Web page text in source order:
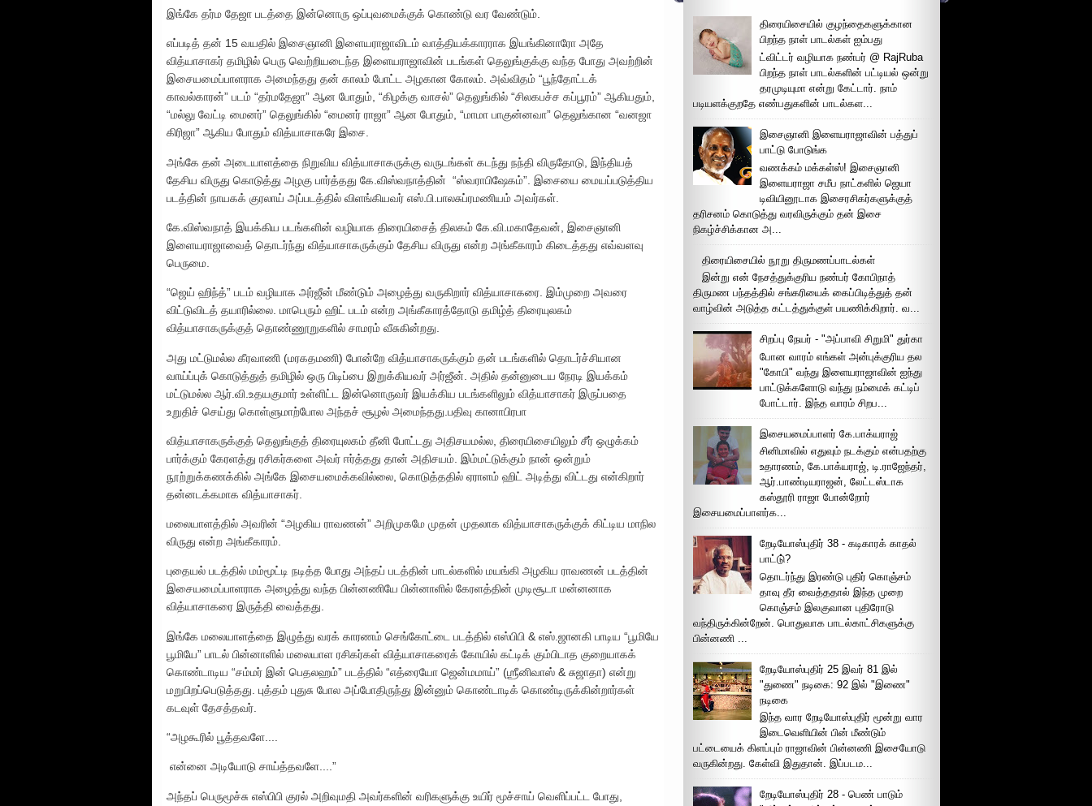
இங்கே தர்ம தேஜா படத்தை இன்னொரு ஒப்புவமைக்குக் கொண்டு வர வேண்டும்.
எப்படித் தன் 15 வயதில் இசைஞானி இளையராஜாவிடம் வாத்தியக்காரராக இயங்கினாரோ அதே
வித்யாசாகர் தமிழில் பெரு வெற்றியடைந்த இளையராஜாவின் படங்கள் தெலுங்குக்கு வந்த போது அவற்றின்
இசையமைப்பாளராக அமைந்தது தன் காலம் போட்ட அழகான கோலம். அவ்விதம் “பூந்தோட்டக்
காவல்காரன்” படம் “தர்மதேஜா” ஆன போதும், “கிழக்கு வாசல்” தெலுங்கில் “சிலகபச்ச கப்பூரம்” ஆகியதும்,
“மல்லு வேட்டி மைனர்” தெலுங்கில் “மைனர் ராஜா” ஆன போதும், “மாமா பாகுன்னவா” தெலுங்கான “வனஜா
கிரிஜா” ஆகிய போதும் வித்யாசாகரே இசை.
அங்கே தன் அடையாளத்தை நிறுவிய வித்யாசாகருக்கு வருடங்கள் கடந்து நந்தி விருதோடு, இந்தியத்
தேசிய விருது கொடுத்து அழகு பார்த்தது கே.விஸ்வநாத்தின் “ஸ்வராபிஷேகம்”. இசையை மையப்படுத்திய
படத்தின் நாயகக் குரலாய் அப்படத்தில் விளங்கியவர் எஸ்.பி.பாலசுப்ரமணியம் அவர்கள்.
கே.விஸ்வநாத் இயக்கிய படங்களின் வழியாக திரையிசைத் திலகம் கே.வி.மகாதேவன், இசைஞானி
இளையராஜாவைத் தொடர்ந்து வித்யாசாகருக்கும் தேசிய விருது என்ற அங்கீகாரம் கிடைத்தது எவ்வளவு
பெருமை.
“ஜெய் ஹிந்த்” படம் வழியாக அர்ஜீன் மீண்டும் அழைத்து வருகிறார் வித்யாசாகரை. இம்முறை அவரை
விட்டுவிடத் தயாரில்லை. மாபெரும் ஹிட் படம் என்ற அங்கீகாரத்தோடு தமிழ்த் திரையுலகம்
வித்யாசாகருக்குத் தொண்ணூறுகளில் சாமரம் வீசுகின்றது.
அது மட்டுமல்ல கீரவாணி (மரகதமணி) போன்றே வித்யாசாகருக்கும் தன் படங்களில் தொடர்ச்சியான
வாய்ப்புக் கொடுத்துத் தமிழில் ஒரு பிடிப்பை இறுக்கியவர் அர்ஜீன். அதில் தன்னுடைய நேரடி இயக்கம்
மட்டுமல்ல ஆர்.வி.உதயகுமார் உள்ளிட்ட இன்னொருவர் இயக்கிய படங்களிலும் வித்யாசாகர் இருப்பதை
உறுதிச் செய்து கொள்ளுமாற்போல அந்தச் சூழல் அமைந்தது.பதிவு கானாபிரபா
வித்யாசாகருக்குத் தெலுங்குத் திரையுலகம் தீனி போட்டது அதிசயமல்ல, திரையிசையிலும் சீர் ஒழுக்கம்
பார்க்கும் கேரளத்து ரசிகர்களை அவர் ஈர்த்தது தான் அதிசயம். இம்மட்டுக்கும் நான் ஒன்றும்
நூற்றுக்கணக்கில் அங்கே இசையமைக்கவில்லை, கொடுத்ததில் ஏராளம் ஹிட் அடித்து விட்டது என்கிறார்
தன்னடக்கமாக வித்யாசாகர்.
மலையாளத்தில் அவரின் “அழகிய ராவணன்” அறிமுகமே முதன் முதலாக வித்யாசாகருக்குக் கிட்டிய மாநில
விருது என்ற அங்கீகாரம்.
புதையல் படத்தில் மம்மூட்டி நடித்த போது அந்தப் படத்தின் பாடல்களில் மயங்கி அழகிய ராவணன் படத்தின்
இசையமைப்பாளராக அழைத்து வந்த பின்னணியே பின்னாளில் கேரளத்தின் முடிசூடா மன்னனாக
வித்யாசாகரை இருத்தி வைத்தது.
இங்கே மலையாளத்தை இழுத்து வரக் காரணம் செங்கோட்டை படத்தில் எஸ்பிபி & எஸ்.ஜானகி பாடிய “பூமியே
பூமியே” பாடல் பின்னாளில் மலையாள ரசிகர்கள் வித்யாசாகரைக் கோயில் கட்டிக் கும்பிடாத குறையாகக்
கொண்டாடிய “சம்மர் இன் பெதலஹம்” படத்தில் “எத்ரையோ ஜென்மமாய்” (ஶ்ரீனிவாஸ் & சுஜாதா) என்று
மறுபிறப்பெடுத்தது. புத்தம் புதுசு போல அப்போதிருந்து இன்னும் கொண்டாடிக் கொண்டிருக்கின்றார்கள்
கடவுள் தேசத்தவர்.
“அழகூரில் பூத்தவளே....
என்னை அடியோடு சாய்த்தவளே....”
அந்தப் பெருமூச்சு எஸ்பிபி குரல் அறிவுமதி அவர்களின் வரிகளுக்கு உயிர் மூச்சாய் வெளிப்பட்ட போது,
திரையிசையில் குழந்தைகளுக்கான
பிறந்த நாள் பாடல்கள் ஐம்பது
ட்விட்டர் வழியாக நண்பர் @ RajRuba
பிறந்த நாள் பாடல்களின் பட்டியல் ஒன்று
தரமுடியுமா என்று கேட்டார். நாம்
படியளக்குறதே எண்பதுகளின் பாடல்கள...
இசைஞானி இளையராஜாவின் பத்துப்
பாட்டு போடுங்க
வணக்கம் மக்கள்ஸ்! இசைஞானி
இளையராஜா சமீப நாட்களில் ஜெயா
டிவியினூடாக இசைரசிகர்களுக்குத்
தரிசனம் கொடுத்து வரவிருக்கும் தன் இசை
நிகழ்ச்சிக்கான அ...
திரையிசையில் நூறு திருமணப்பாடல்கள்
இன்று என் நேசத்துக்குரிய நண்பர் கோபிநாத்
திருமண பந்தத்தில் சங்கரியைக் கைப்பிடித்துத் தன்
வாழ்வின் அடுத்த கட்டத்துக்குள் பயணிக்கிறார். வ...
சிறப்பு நேயர் - "அப்பாவி சிறுமி" துர்கா
போன வாரம் எங்கள் அன்புக்குரிய தல
"கோபி" வந்து இளையராஜாவின் ஐந்து
பாட்டுக்களோடு வந்து நம்மைக் கட்டிப்
போட்டார். இந்த வாரம் சிறப...
இசையமைப்பாளர் கே.பாக்யராஜ்
சினிமாவில் எதுவும் நடக்கும் என்பதற்கு
உதாரணம், கே.பாக்யராஜ், டி.ராஜேந்தர்,
ஆர்.பாண்டியராஜன், லேட்டஸ்டாக
கஸ்தூரி ராஜா போன்றோர்
இசையமைப்பாளர்க...
றேடியோஸ்புதிர் 38 - கடிகாரக் காதல்
பாட்டு்?
தொடர்ந்து இரண்டு புதிர் கொஞ்சம்
தாவு தீர வைத்ததால் இந்த முறை
கொஞ்சம் இலகுவான புதிரோடு
வந்திருக்கின்றேன். பொதுவாக பாடல்காட்சிகளுக்கு
பின்னணி ...
றேடியோஸ்புதிர் 25 இவர் 81 இல்
"துணை" நடிகை: 92 இல் "இணை"
நடிகை
இந்த வார றேடியோஸ்புதிர் மூன்று வார
இடைவெளியின் பின் மீண்டும்
பட்டையைக் கிளப்பும் ராஜாவின் பின்னணி இசையோடு
வருகின்றது. கேள்வி இதுதான். இப்படம...
றேடியோஸ்புதிர் 28 - பெண் பாடும்